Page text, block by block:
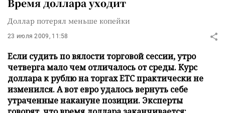
Время доллара уходит
Доллар потерял меньше копейки
23 июля 2009, 11:58
Если судить по вялости торговой сессии, утро
четверга мало чем отличалось от среды. Курс
доллара к рублю на торгах ЕТС практически не
изменился. А вот евро удалось вернуть себе
утраченные накануне позиции. Эксперты